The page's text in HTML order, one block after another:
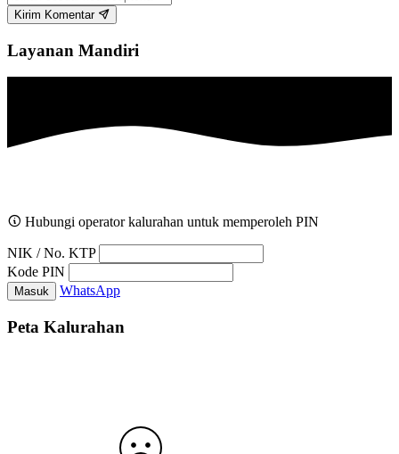
Kirim Komentar
Layanan Mandiri
Hubungi operator kalurahan untuk memperoleh PIN
NIK / No. KTP
Kode PIN
Masuk WhatsApp
Peta Kalurahan